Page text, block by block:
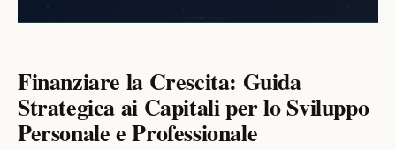
Finanziare la Crescita: Guida
Strategica ai Capitali per lo Sviluppo
Personale e Professionale